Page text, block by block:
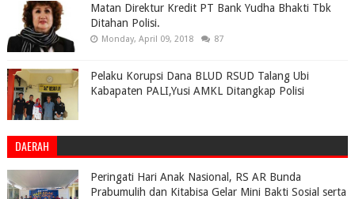
Matan Direktur Kredit PT Bank Yudha Bhakti Tbk
Ditahan Polisi.
Monday, April 09, 2018 87
Pelaku Korupsi Dana BLUD RSUD Talang Ubi
Kabapaten PALI,Yusi AMKL Ditangkap Polisi
DAERAH
Peringati Hari Anak Nasional, RS AR Bunda
Prabumulih dan Kitabisa Gelar Mini Bakti Sosial serta